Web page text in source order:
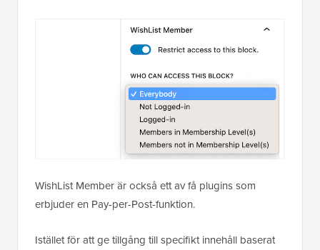
WishList Member är också ett av få plugins som
erbjuder en Pay-per-Post-funktion.
Istället för att ge tillgång till specifikt innehåll baserat